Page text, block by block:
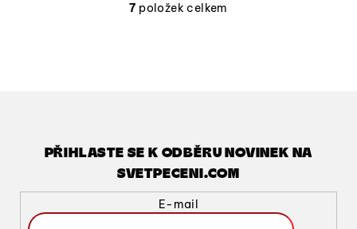
O
í
p
r
v
k
7 položek celkem
PŘIHLASTE SE K ODBĚRU NOVINEK NA
SVETPECENI.COM
E-mail